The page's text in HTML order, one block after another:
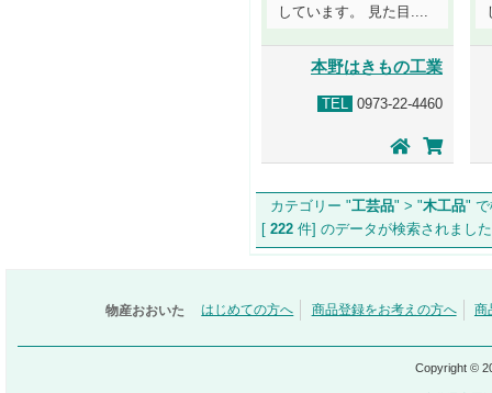
しています。 見た目....
本野はきもの工業
TEL 0973-22-4460
カテゴリー "工芸品" > "木工品" で
[ 222 件] のデータが検索され
物産おおいた はじめての方へ 商品登録をお考えの方へ 商
Copyright ©